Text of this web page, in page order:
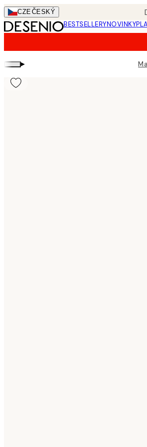
Skip
to
main
CZEČESKÝ
BESTSELLERYNOVINKY
▸